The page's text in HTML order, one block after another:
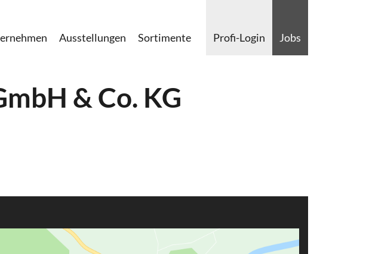
Ausstellungen Sortimente Profi-Login Jobs
& Co. KG